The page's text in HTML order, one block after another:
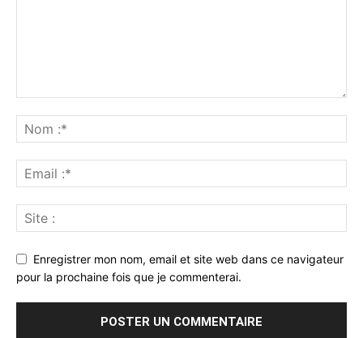
Enregistrer mon nom, email et site web dans ce navigateur
pour la prochaine fois que je commenterai.